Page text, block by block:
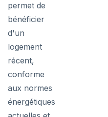
permet de
bénéficier
d'un
logement
récent,
conforme
aux normes
énergétiques